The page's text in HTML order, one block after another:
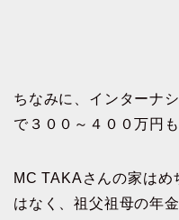
ちなみに、インターナ
で３００～４００万円
MC TAKAさんの家は
はなく、祖父祖母の年